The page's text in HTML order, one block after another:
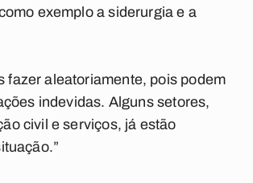
exemplo a siderurgia e a
fazer aleatoriamente, pois podem
indevidas. Alguns setores,
civil e serviços, já estão